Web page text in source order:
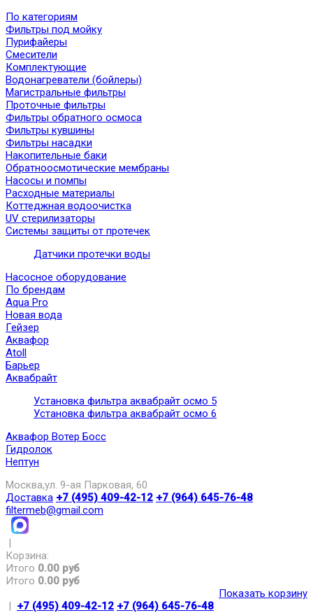
По категориям
Фильтры под мойку
Пурифайеры
Смесители
Комплектующие
Водонагреватели (бойлеры)
Магистральные фильтры
Проточные фильтры
Фильтры обратного осмоса
Фильтры кувшины
Фильтры насадки
Накопительные баки
Обратноосмотические мембраны
Насосы и помпы
Расходные материалы
Коттеджная водоочистка
UV стерилизаторы
Системы защиты от протечек
Датчики протечки воды
Насосное оборудование
По брендам
Aqua Pro
Новая вода
Гейзер
Аквафор
Atoll
Барьер
Аквабрайт
Установка фильтра аквабрайт осмо 5
Установка фильтра аквабрайт осмо 6
Аквафор Вотер Босс
Гидролок
Нептун
Москва,ул. 9-ая Парковая, 60
Доставка +7 (495) 409-42-12 +7 (964) 645-76-48
filtermeb@gmail.com
|
Корзина:
Итого 0.00 руб
Итого 0.00 руб
Показать корзину
| +7 (495) 409-42-12 +7 (964) 645-76-48